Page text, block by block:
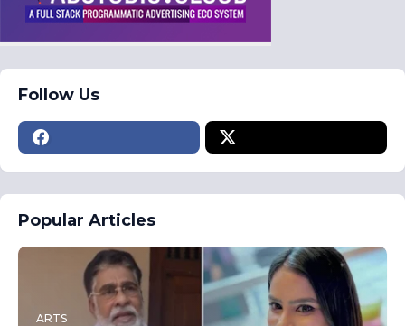
Follow Us
Popular Articles
ARTS